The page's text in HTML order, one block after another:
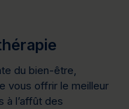
du bien-être,
vous offrir le meilleur
à l’affût des